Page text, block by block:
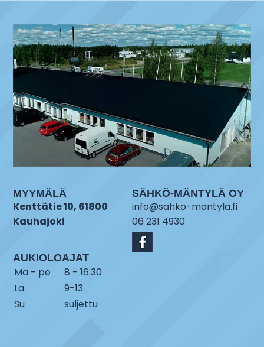
MYYMÄLÄ
Kenttätie 10, 61800
Kauhajoki
AUKIOLOAJAT
Ma - pe
8 - 16:30
La
9-13
Su
suljettu
SÄHKÖ-MÄNTYLÄ OY
info@sahko-mantyla.fi
06 231 4930